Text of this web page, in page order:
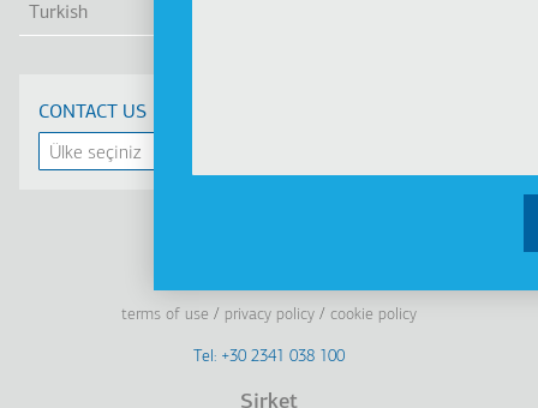
Turkish
CONTACT US
LinkedinFacebook
YoutubeInstagram
terms of use privacy policy cookie policy
Tel: +30 2341 038 100
Şirket